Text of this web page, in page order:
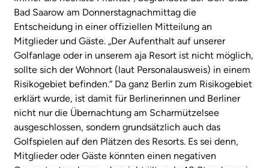
Bad Saarow am Donnerstagnachmittag die
Entscheidung in einer offiziellen Mitteilung an
Mitglieder und Gäste. „Der Aufenthalt auf unserer
Golfanlage oder in unserem aja Resort ist nicht möglich,
sollte sich der Wohnort (laut Personalausweis) in einem
Risikogebiet befinden.“ Da ganz Berlin zum Risikogebiet
erklärt wurde, ist damit für Berlinerinnen und Berliner
nicht nur die Übernachtung am Scharmützelsee
ausgeschlossen, sondern grundsätzlich auch das
Golfspielen auf den Plätzen des Resorts. Es sei denn,
Mitglieder oder Gäste könnten einen negativen